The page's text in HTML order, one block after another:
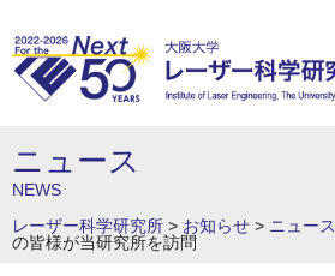
ニュース
NEWS
レーザー科学研究所 > お知らせ > ニュース
の皆様が当研究所を訪問